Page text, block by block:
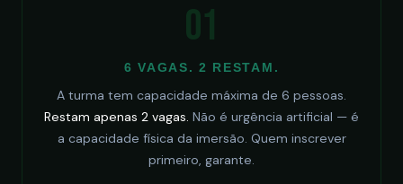
01
6 VAGAS. 2 RESTAM.
A turma tem capacidade máxima de 6 pessoas.
Restam apenas 2 vagas. Não é urgência artificial — é
a capacidade física da imersão. Quem inscrever
primeiro, garante.